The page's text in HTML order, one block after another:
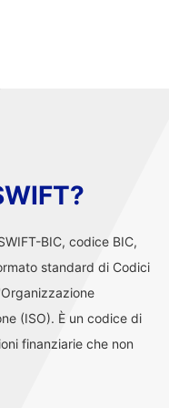
BIC, codice BIC,
standard di Codici
(ISO). È un codice di
finanziarie che non